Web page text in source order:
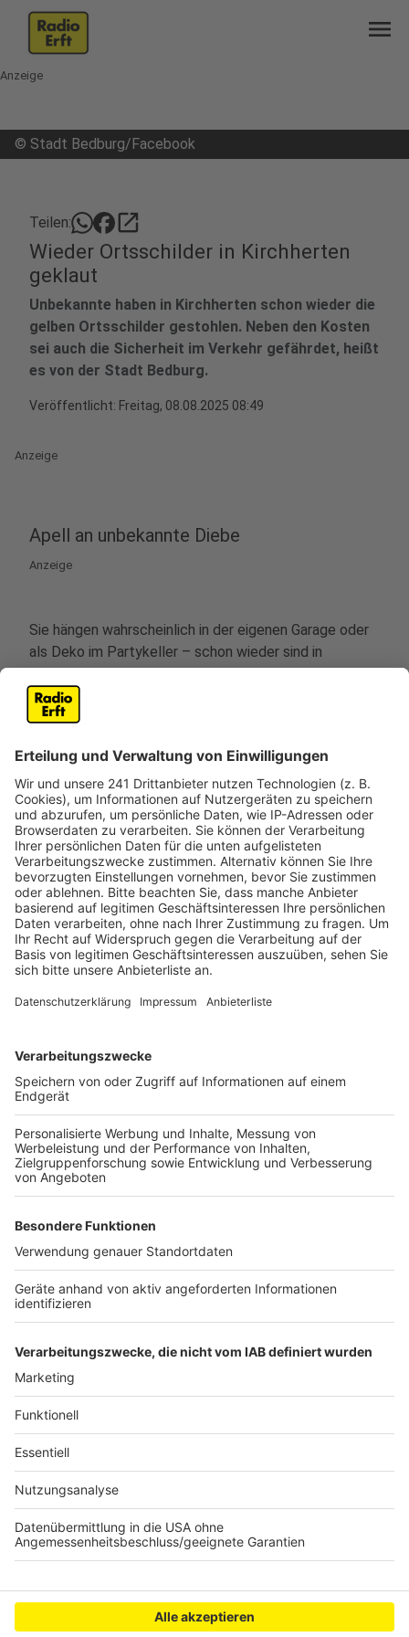
menu
Anzeige
© Stadt Bedburg/Facebook
Teilen: open_in_new
Wieder Ortsschilder in Kirchherten
geklaut
Unbekannte haben in Kirchherten schon wieder die
gelben Ortsschilder gestohlen. Neben den Kosten
sei auch die Sicherheit im Verkehr gefährdet, heißt
es von der Stadt Bedburg.
Veröffentlicht: Freitag, 08.08.2025 08:49
Anzeige
Apell an unbekannte Diebe
Anzeige
Sie hängen wahrscheinlich in der eigenen Garage oder
als Deko im Partykeller – schon wieder sind in
Kirchherten die gelben Ortsschilder geklaut worden.
Jetzt hat sich der Technische Dezernent von Bedburg,
Torsten Stamm, mit einem
Schilder sind mehr als nur ein Ärgernis: Sie kosten die
Stadt und damit die Bürger viel Geld, und sie sind vor
allem Verkehrszeichen, die den Verkehr regeln. Denn
ohne ein entsprechendes Ortsschild dürfen Autofahrer
an der Ortseinfahrt legal mit bis zu 70 km/h durch
Kirchherten fahren. Und das sei viel zu schnell für die
Sicherheit und Ruhe der Anwohner, so der Dezernent in
seinem Aufruf.
Anzeige
Anzeige
Weitere Themen von Rhein und Erft
Anzeige
Erftstadt: Freibadinitiative Kierdorf sucht
Köln: Abriss der "Idiotenbrücke" sorgt für
Sperrungen
Neue Umkleidekabinen an Sportplatz in Bedburg
Anzeige
Anzeige